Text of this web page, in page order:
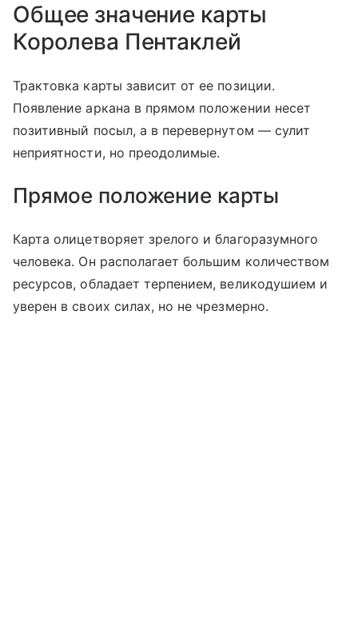
Общее значение карты
Королева Пентаклей
Трактовка карты зависит от ее позиции.
Появление аркана в прямом положении несет
позитивный посыл, а в перевернутом — сулит
неприятности, но преодолимые.
Прямое положение карты
Карта олицетворяет зрелого и благоразумного
человека. Он располагает большим количеством
ресурсов, обладает терпением, великодушием и
уверен в своих силах, но не чрезмерно.